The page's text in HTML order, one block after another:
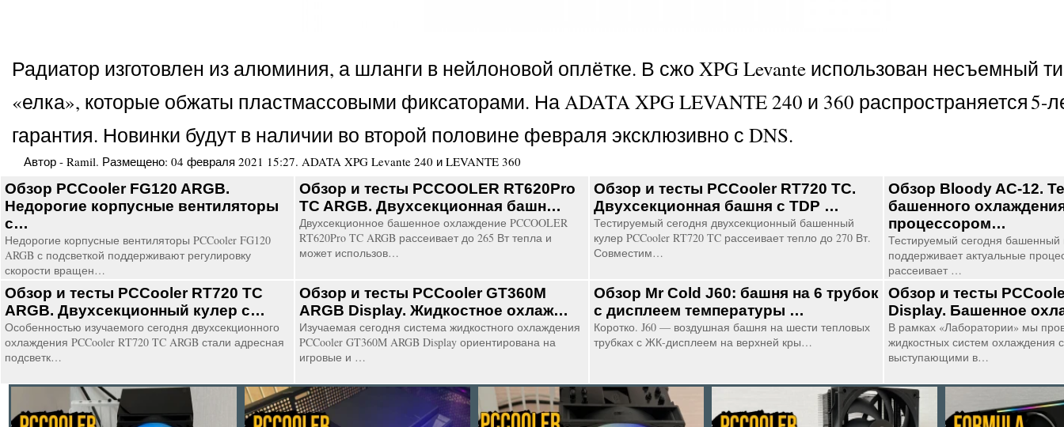
Радиатор изготовлен из алюминия, а шланги в нейлоновой оплётке. В сжо XPG Levante использован несъемный
«елка», которые обжаты пластмассовыми фиксаторами. На ADATA XPG LEVANTE 240 и 360 распространяется 5-
гарантия. Новинки будут в наличии во второй половине февраля эксклюзивно с DNS.
Автор - Ramil. Размещено: 04 февраля 2021 15:27. ADATA XPG Levante 240 и LEVANTE 360
Обзор PCCooler FG120 ARGB.
Недорогие корпусные вентиляторы
с…
Недорогие корпусные вентиляторы PCCooler FG120
ARGB с подсветкой поддерживают регулировку
скорости вращен…
Обзор и тесты PCCOOLER RT620Pro
TC ARGB. Двухсекционная башн…
Двухсекционное башенное охлаждение PCCOOLER
RT620Pro TC ARGB рассеивает до 265 Вт тепла и
может использов…
Обзор и тесты PCCooler RT720 TC.
Двухсекционная башня с TDP …
Тестируемый сегодня двухсекционный башенный
кулер PCCooler RT720 TC рассеивает тепло до 270 Вт.
Совместим…
Обзор Bloody AC-12.
башенного
процессором…
Тестируемый сегодня башенный
поддерживает актуальные
рассеивает …
Обзор и тесты PCCooler RT720 TC
ARGB. Двухсекционный кулер с…
Особенностью изучаемого сегодня двухсекционного
охлаждения PCCooler RT720 TC ARGB стали адресная
подсветк…
Обзор и тесты PCCooler GT360M
ARGB Display. Жидкостное охлаж…
Изучаемая сегодня система жидкостного охлаждения
PCCooler GT360M ARGB Display ориентирована на
игровые и …
Обзор Mr Cold J60: башня на 6 трубок
с дисплеем температуры …
Коротко. J60 — воздушная башня на шести тепловых
трубках с ЖК-дисплеем на верхней кры…
Обзор и тесты
Display. Башенное
В рамках «Лаборатории» мы
жидкостных систем охлаждения
выступающими в…